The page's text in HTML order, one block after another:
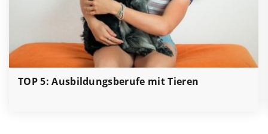
TOP 5: Ausbildungsberufe mit Tieren